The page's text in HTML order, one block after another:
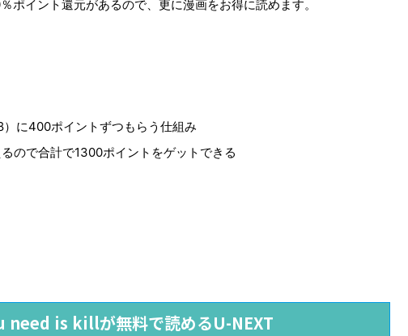
ポイント還元があるので、更に漫画をお得に読めます。
に400ポイントずつもらう仕組み
ので合計で1300ポイントをゲットできる
need is killが無料で読めるU-NEXT